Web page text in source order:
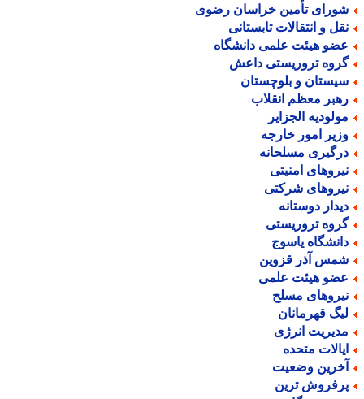
تأمین خراسان رضوی
و انتقالات تابستانی
هیئت علمی دانشگاه
تروریستی داعش
و بلوچستان
معظم انقلاب
الجزایر
امور خارجه
مسلحانه
امنیتی
شرکتی
دوستانه
تروریستی
یاسوج
آذر قزوین
هیئت علمی
مسلح
قهرمانان
انرژی
متحده
وضعیت
ترین